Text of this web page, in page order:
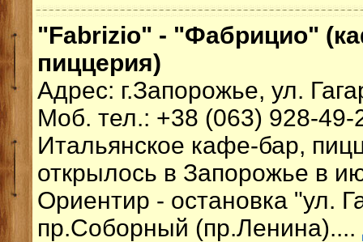
"Fabrizio" - "Фабрицио"
пиццерия)
Адрес: г.Запорожье, ул.
Моб. тел.: +38 (063) 928-49-
Итальянское кафе-бар,
открылось в Запорожье в
Ориентир - остановка "ул.
пр.Соборный (пр.Ленина)....